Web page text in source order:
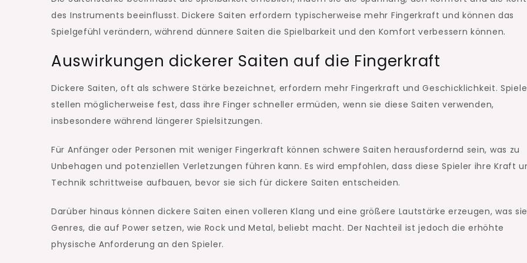
des Instruments beeinflusst. Dickere Saiten erfordern typischerweise mehr Fingerkraft und können das
Spielgefühl verändern, während dünnere Saiten die Spielbarkeit und den Komfort verbessern können.
Auswirkungen dickerer Saiten auf die Fingerkraft
Dickere Saiten, oft als schwere Stärke bezeichnet, erfordern mehr Fingerkraft und Geschicklichkeit.
stellen möglicherweise fest, dass ihre Finger schneller ermüden, wenn sie diese Saiten verwenden,
insbesondere während längerer Spielsitzungen.
Für Anfänger oder Personen mit weniger Fingerkraft können schwere Saiten herausfordernd sein, was zu
Unbehagen und potenziellen Verletzungen führen kann. Es wird empfohlen, dass diese Spieler ihre Kraft
Technik schrittweise aufbauen, bevor sie sich für dickere Saiten entscheiden.
Darüber hinaus können dickere Saiten einen volleren Klang und eine größere Lautstärke erzeugen, was
Genres, die auf Power setzen, wie Rock und Metal, beliebt macht. Der Nachteil ist jedoch die erhöhte
physische Anforderung an den Spieler.